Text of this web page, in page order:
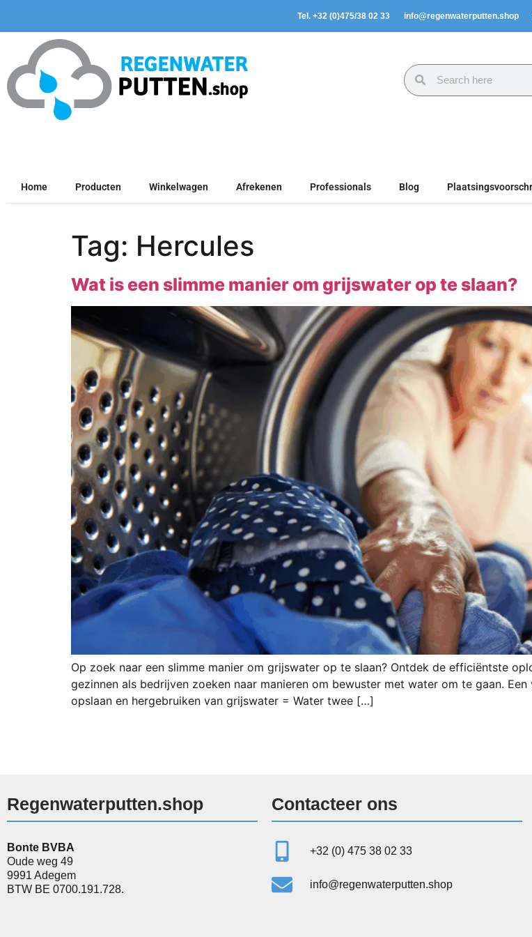
Tel. +32 (0)475/38 02 33 info@regenwaterputten.shop
Home Producten Winkelwagen Afrekenen Professionals Blog
Tag: Hercules
Wat is een slimme manier om grijswater op te slaan?
Op zoek naar een slimme manier om grijswater op te slaan? Ontdek de efficiëntste
gezinnen als bedrijven zoeken naar manieren om bewuster met water om te gaan.
opslaan en hergebruiken van grijswater = Water twee […]
Regenwaterputten.shop
Bonte BVBA
Oude weg 49
9991 Adegem
BTW BE 0700.191.728.
Contacteer ons
+32 (0) 475 38 02 33
info@regenwaterputten.shop